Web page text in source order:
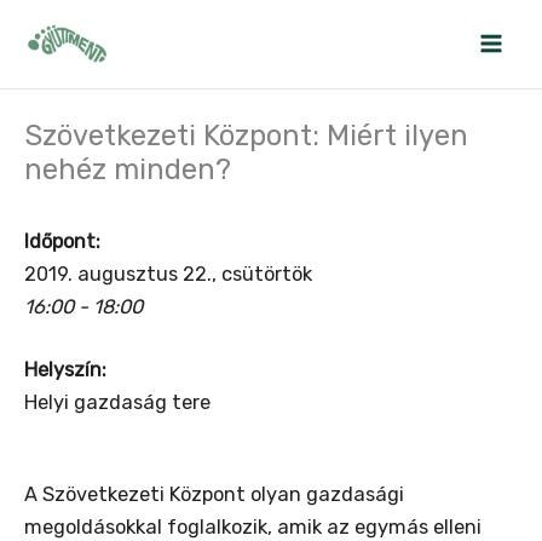
Szövetkezeti Központ: Miért ilyen
nehéz minden?
Időpont:
2019. augusztus 22., csütörtök
16:00 - 18:00
Helyszín:
Helyi gazdaság tere
A Szövetkezeti Központ olyan gazdasági
megoldásokkal foglalkozik, amik az egymás elleni